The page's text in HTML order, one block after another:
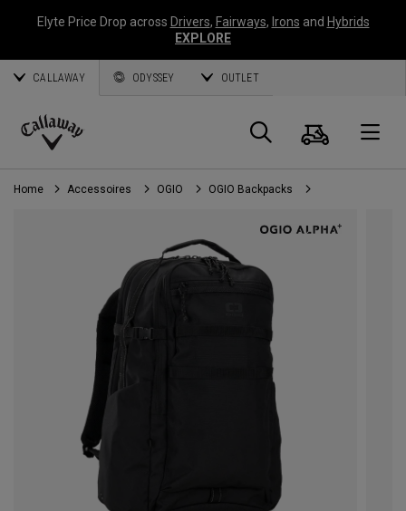
Elyte Price Drop across Drivers, Fairways, Irons and Hybrids
EXPLORE
CALLAWAY ODYSSEY OUTLET
Callaway
Golf
Panier
Home Accessoires OGIO OGIO Backpacks